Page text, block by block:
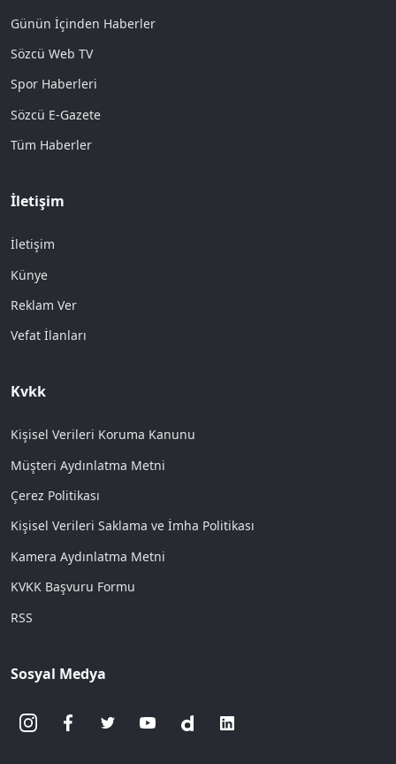
Günün İçinden Haberler
Sözcü Web TV
Spor Haberleri
Sözcü E-Gazete
Tüm Haberler
İletişim
İletişim
Künye
Reklam Ver
Vefat İlanları
Kvkk
Kişisel Verileri Koruma Kanunu
Müşteri Aydınlatma Metni
Çerez Politikası
Kişisel Verileri Saklama ve İmha Politikası
Kamera Aydınlatma Metni
KVKK Başvuru Formu
RSS
Sosyal Medya